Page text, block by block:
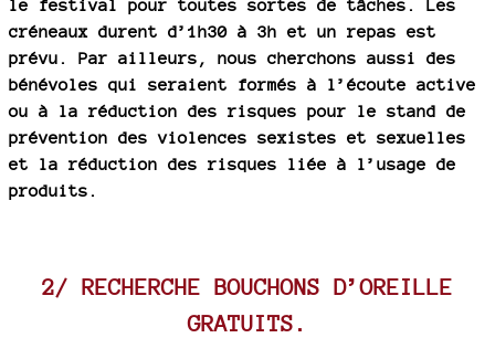
le festival pour toutes sortes de tâches. Les
créneaux durent d’1h30 à 3h et un repas est
prévu. Par ailleurs, nous cherchons aussi des
bénévoles qui seraient formés à l’écoute active
ou à la réduction des risques pour le stand de
prévention des violences sexistes et sexuelles
et la réduction des risques liée à l’usage de
produits.
2/ RECHERCHE BOUCHONS D’OREILLE
GRATUITS.